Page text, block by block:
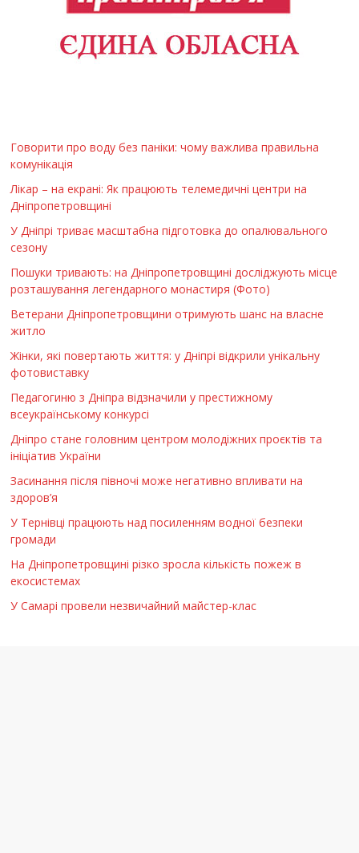
Говорити про воду без паніки: чому важлива правильна
комунікація
Лікар – на екрані: Як працюють телемедичні центри на
Дніпропетровщині
У Дніпрі триває масштабна підготовка до опалювального
сезону
Пошуки тривають: на Дніпропетровщині досліджують місце
розташування легендарного монастиря (Фото)
Ветерани Дніпропетровщини отримують шанс на власне
житло
Жінки, які повертають життя: у Дніпрі відкрили унікальну
фотовиставку
Педагогиню з Дніпра відзначили у престижному
всеукраїнському конкурсі
Дніпро стане головним центром молодіжних проєктів та
ініціатив України
Засинання після півночі може негативно впливати на
здоров’я
У Тернівці працюють над посиленням водної безпеки
громади
На Дніпропетровщині різко зросла кількість пожеж в
екосистемах
У Самарі провели незвичайний майстер-клас